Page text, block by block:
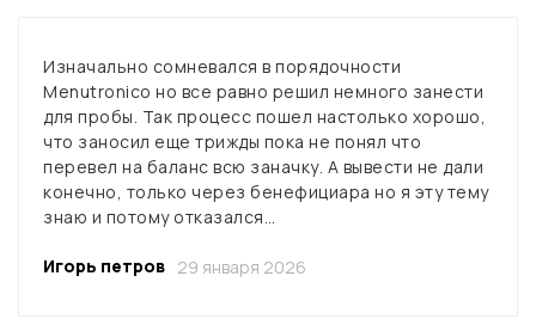
Изначально сомневался в порядочности
Menutronico но все равно решил немного занести
для пробы. Так процесс пошел настолько хорошо,
что заносил еще трижды пока не понял что
перевел на баланс всю заначку. А вывести не дали
конечно, только через бенефициара но я эту тему
знаю и потому отказался…
Игорь петров 29 января 2026